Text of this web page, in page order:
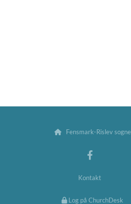
Fensmark-Rislev sogne
Kontakt
Log på ChurchDesk